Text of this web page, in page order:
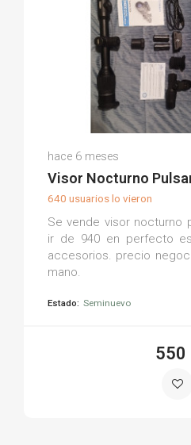
(0)
hace 6 meses
Visor Nocturno
640 usuarios lo vieron
Se vende visor nocturno
ir de 940 en perfecto
accesorios. precio
mano.
Estado: Seminuevo
550